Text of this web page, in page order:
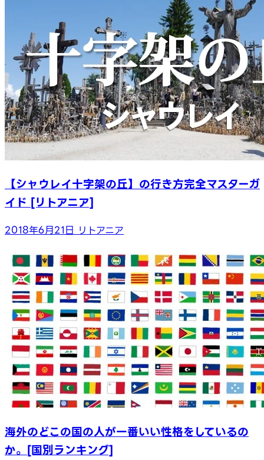
【シャウレイ十字架の丘】の行き方完全マスターガ
イド [リトアニア]
2018年6月21日 リトアニア
海外のどこの国の人が一番いい性格をしているの
か。[国別ランキング]